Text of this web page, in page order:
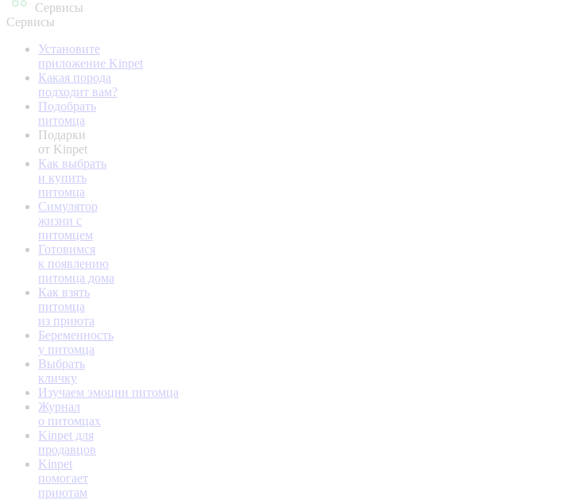
Сервисы
Сервисы
Установите
приложение Kinpet
Какая порода
подходит вам?
Подобрать
питомца
Подарки
от Kinpet
Как выбрать
и купить
питомца
Симулятор
жизни с
питомцем
Готовимся
к появлению
питомца дома
Как взять
питомца
из приюта
Беременность
у питомца
Выбрать
кличку
Изучаем эмоции питомца
Журнал
о питомцах
Kinpet для
продавцов
Kinpet
помогает
приютам